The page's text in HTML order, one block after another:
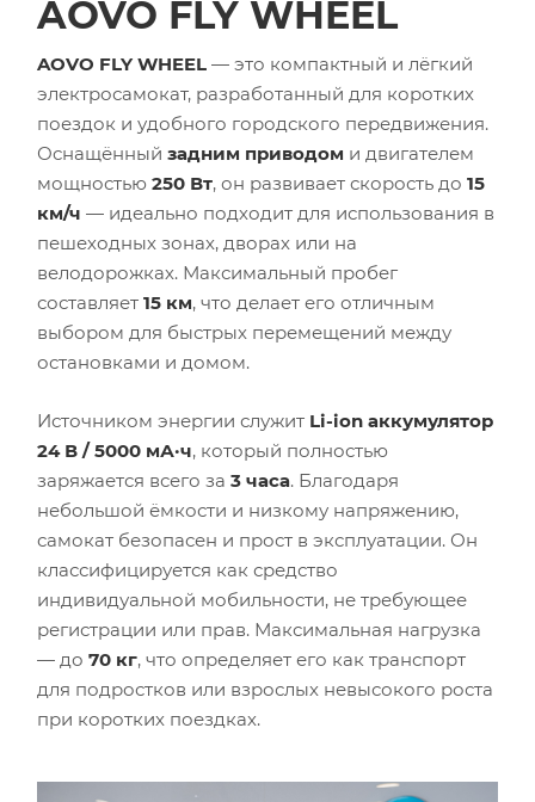
AOVO FLY WHEEL
AOVO FLY WHEEL — это компактный и лёгкий
электросамокат, разработанный для коротких
поездок и удобного городского передвижения.
Оснащённый задним приводом и двигателем
мощностью 250 Вт, он развивает скорость до 15
км/ч — идеально подходит для использования в
пешеходных зонах, дворах или на
велодорожках. Максимальный пробег
составляет 15 км, что делает его отличным
выбором для быстрых перемещений между
остановками и домом.
Источником энергии служит Li-ion аккумулятор
24 В / 5000 мА·ч, который полностью
заряжается всего за 3 часа. Благодаря
небольшой ёмкости и низкому напряжению,
самокат безопасен и прост в эксплуатации. Он
классифицируется как средство
индивидуальной мобильности, не требующее
регистрации или прав. Максимальная нагрузка
— до 70 кг, что определяет его как транспорт
для подростков или взрослых невысокого роста
при коротких поездках.